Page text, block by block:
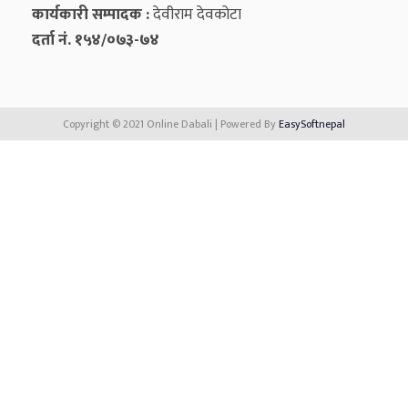
कार्यकारी सम्पादक :देवीराम देवकोटा
दर्ता नं. १५४/०७३-७४
Copyright © 2021 Online Dabali | Powered ByEasySoftnepal